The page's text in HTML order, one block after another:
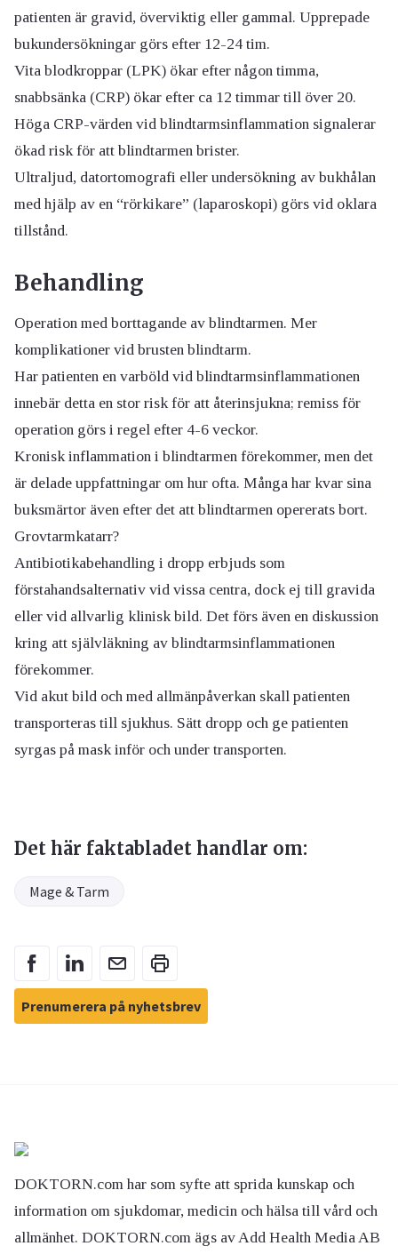
patienten är gravid, överviktig eller gammal. Upprepade
bukundersökningar görs efter 12-24 tim.
Vita blodkroppar (LPK) ökar efter någon timma,
snabbsänka (CRP) ökar efter ca 12 timmar till över 20.
Höga CRP-värden vid blindtarmsinflammation signalerar
ökad risk för att blindtarmen brister.
Ultraljud, datortomografi eller undersökning av bukhålan
med hjälp av en “rörkikare” (laparoskopi) görs vid oklara
tillstånd.
Behandling
Operation med borttagande av blindtarmen. Mer
komplikationer vid brusten blindtarm.
Har patienten en varböld vid blindtarmsinflammationen
innebär detta en stor risk för att återinsjukna; remiss för
operation görs i regel efter 4-6 veckor.
Kronisk inflammation i blindtarmen förekommer, men det
är delade uppfattningar om hur ofta. Många har kvar sina
buksmärtor även efter det att blindtarmen opererats bort.
Grovtarmkatarr?
Antibiotikabehandling i dropp erbjuds som
förstahandsalternativ vid vissa centra, dock ej till gravida
eller vid allvarlig klinisk bild. Det förs även en diskussion
kring att självläkning av blindtarmsinflammationen
förekommer.
Vid akut bild och med allmänpåverkan skall patienten
transporteras till sjukhus. Sätt dropp och ge patienten
syrgas på mask inför och under transporten.
Det här faktabladet handlar om:
Mage & Tarm
Prenumerera på nyhetsbrev
DOKTORN.com har som syfte att sprida kunskap och
information om sjukdomar, medicin och hälsa till vård och
allmänhet. DOKTORN.com ägs av Add Health Media AB